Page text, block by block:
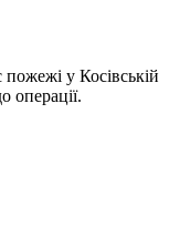
у Косівській
операції.